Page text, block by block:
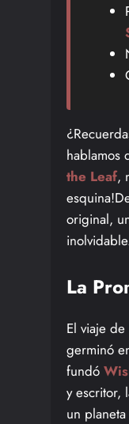
hablamos
the Leaf,
original,
La
El viaje de
germinó
fundó
y escritor,
un